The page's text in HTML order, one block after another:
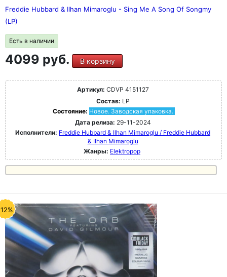
Freddie Hubbard & Ilhan Mimaroglu - Sing Me A Song Of Songmy
(LP)
Есть в наличии
4099 руб. В корзину
Артикул: CDVP 4151127
Состав: LP
Состояние: Новое. Заводская упаковка.
Дата релиза: 29-11-2024
Исполнители: Freddie Hubbard & Ilhan Mimaroglu / Freddie Hubbard
& Ilhan Mimaroglu
Жанры: Elektropop